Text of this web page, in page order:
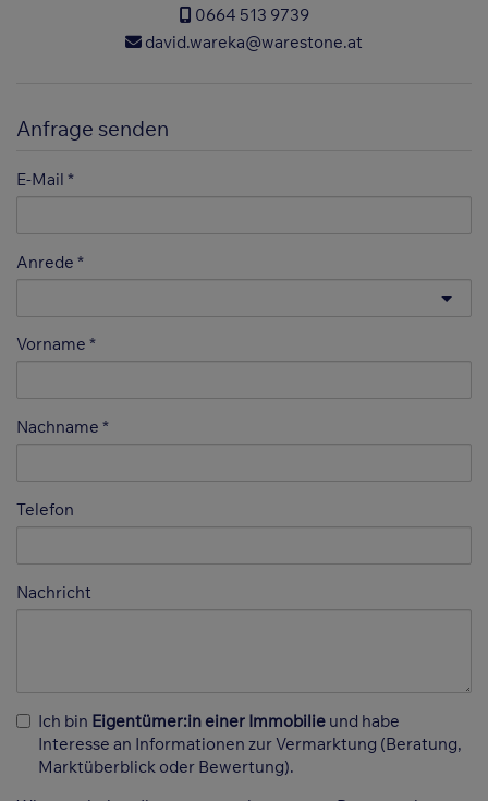
0664 513 9739
david.wareka@warestone.at
Anfrage senden
E-Mail
Anrede
Vorname
Nachname
Telefon
Nachricht
Ich bin Eigentümer:in einer Immobilie und habe
Interesse an Informationen zur Vermarktung (Beratung,
Marktüberblick oder Bewertung).